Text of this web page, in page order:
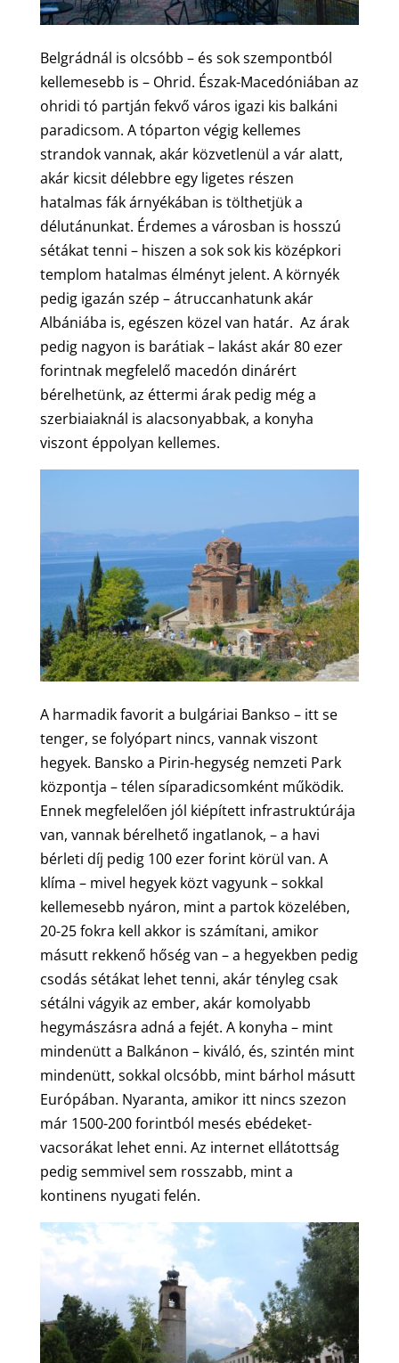
Belgrádnál is olcsóbb – és sok szempontból
kellemesebb is – Ohrid. Észak-Macedóniában az
ohridi tó partján fekvő város igazi kis balkáni
paradicsom. A tóparton végig kellemes
strandok vannak, akár közvetlenül a vár alatt,
akár kicsit délebbre egy ligetes részen
hatalmas fák árnyékában is tölthetjük a
délutánunkat. Érdemes a városban is hosszú
sétákat tenni – hiszen a sok sok kis középkori
templom hatalmas élményt jelent. A környék
pedig igazán szép – átruccanhatunk akár
Albániába is, egészen közel van határ. Az árak
pedig nagyon is barátiak – lakást akár 80 ezer
forintnak megfelelő macedón dinárért
bérelhetünk, az éttermi árak pedig még a
szerbiaiaknál is alacsonyabbak, a konyha
viszont éppolyan kellemes.
A harmadik favorit a bulgáriai Bankso – itt se
tenger, se folyópart nincs, vannak viszont
hegyek. Bansko a Pirin-hegység nemzeti Park
központja – télen síparadicsomként működik.
Ennek megfelelően jól kiépített infrastruktúrája
van, vannak bérelhető ingatlanok, – a havi
bérleti díj pedig 100 ezer forint körül van. A
klíma – mivel hegyek közt vagyunk – sokkal
kellemesebb nyáron, mint a partok közelében,
20-25 fokra kell akkor is számítani, amikor
másutt rekkenő hőség van – a hegyekben pedig
csodás sétákat lehet tenni, akár tényleg csak
sétálni vágyik az ember, akár komolyabb
hegymászásra adná a fejét. A konyha – mint
mindenütt a Balkánon – kiváló, és, szintén mint
mindenütt, sokkal olcsóbb, mint bárhol másutt
Európában. Nyaranta, amikor itt nincs szezon
már 1500-200 forintból mesés ebédeket-
vacsorákat lehet enni. Az internet ellátottság
pedig semmivel sem rosszabb, mint a
kontinens nyugati felén.